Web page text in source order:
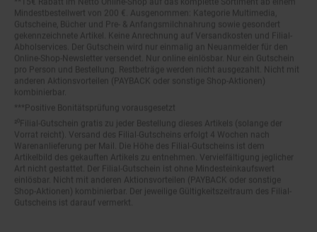
Mindestbestellwert von 200 €. Ausgenommen: Kategorie Multimedia,
Gutscheine, Bücher und Pre- & Anfangsmilchnahrung sowie gesondert
gekennzeichnete Artikel. Keine Anrechnung auf Versandkosten und Filial-
Abholservices. Der Gutschein wird nur einmalig an Neuanmelder für den
Online-Shop-Newsletter versendet. Nur online einlösbar. Nur ein Gutschein
pro Person und Bestellung. Restbeträge werden nicht ausgezahlt. Nicht mit
anderen Aktionsvorteilen (PAYBACK oder sonstige Shop-Aktionen)
kombinierbar.
Vorrat reicht). Versand des Filial-Gutscheins erfolgt 4 Wochen nach
Warenanlieferung per Mail. Die Höhe des Filial-Gutscheins ist dem
Artikelbild des gekauften Artikels zu entnehmen. Vervielfältigung jeglicher
Art nicht gestattet. Der Filial-Gutschein ist ohne Mindesteinkaufswert
einlösbar. Nicht mit anderen Aktionsvorteilen (PAYBACK oder sonstige
Shop-Aktionen) kombinierbar. Der jeweilige Gültigkeitszeitraum des Filial-
Gutscheins ist darauf vermerkt.